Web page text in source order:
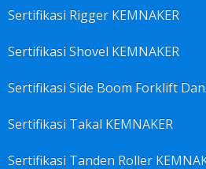
Sertifikasi Rigger KEMNAKER
Sertifikasi Shovel KEMNAKER
Sertifikasi Takal KEMNAKER
Sertifikasi Tanden Roller